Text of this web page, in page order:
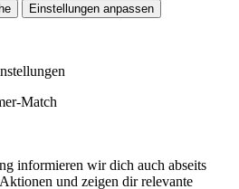
Einstellungen anpassen
Match
informieren wir dich auch abseits
und zeigen dir relevante